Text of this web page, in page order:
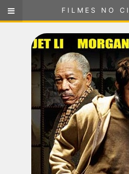
FILMES NO
ou selecione sua
FILMES NO CINEMA
SELECIONE SUA LOCALIZAÇÃO
FILMES EM CARTAZ
PRÓXIMOS LANÇAMENTOS
GÊNEROS
NOTÍCIAS
PÁGINA INICIAL